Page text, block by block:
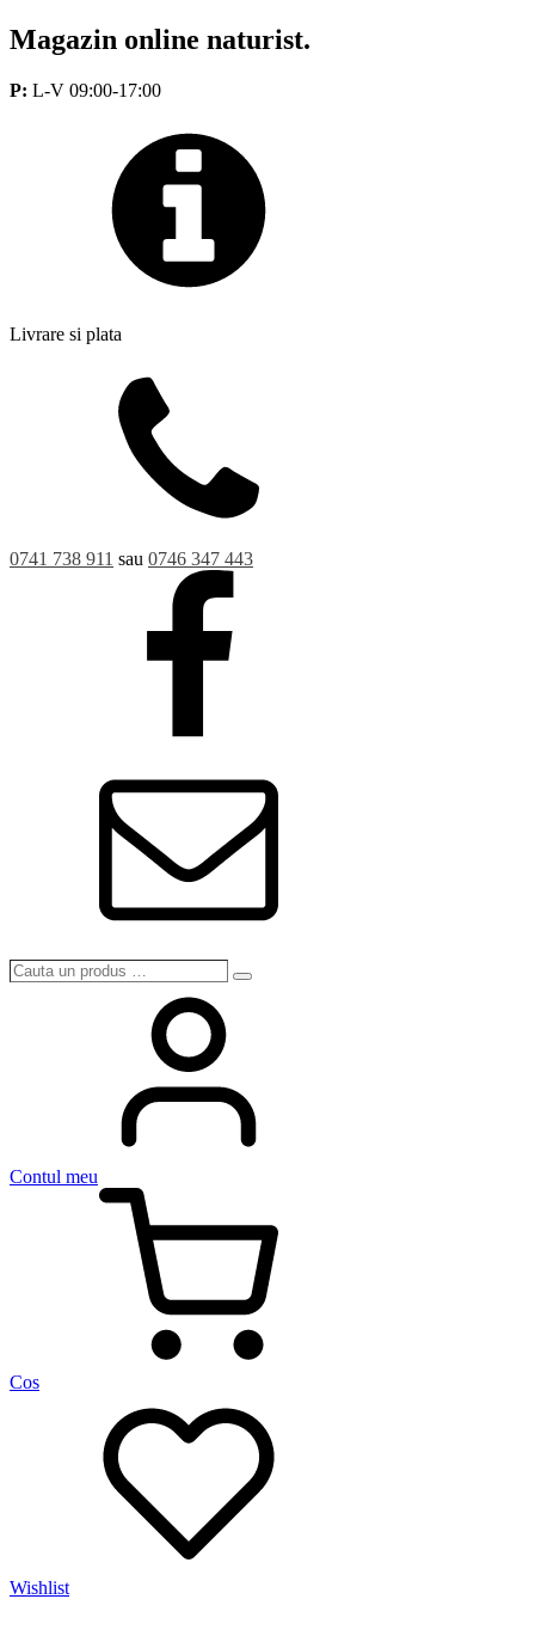
Magazin online naturist.
P: L-V 09:00-17:00
Livrare si plata
0741 738 911 sau 0746 347 443
Cauta
Search
Contul meu
Cos
Wishlist